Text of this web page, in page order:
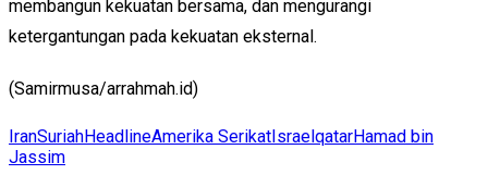
membangun kekuatan bersama, dan mengurangi
ketergantungan pada kekuatan eksternal.
(Samirmusa/arrahmah.id)
IranSuriahHeadlineAmerika SerikatIsraelqatarHamad bin
Jassim